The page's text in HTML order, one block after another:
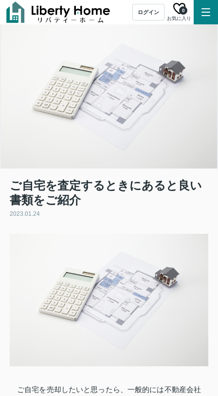
ログイン
お気に入り
0
ご自宅を査定するときにあると良い
書類をご紹介
2023.01.24
ご自宅を売却したいと思ったら、一般的には不動産会社